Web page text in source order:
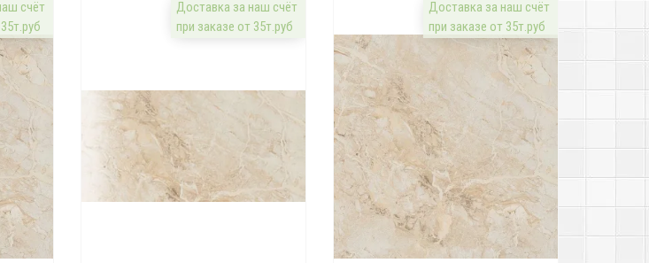
счёт
Доставка за наш счёт
при заказе от 35т.руб
Доставка за наш счёт
при заказе от 35т.руб